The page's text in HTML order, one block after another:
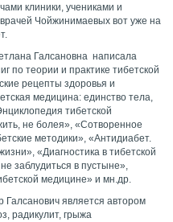
клиники, учениками и
Чойжинимаевых вот уже на
Галсановна написала
по теории и практике тибетской
рецепты здоровья и
медицина: единство тела,
тибетской
не болея», «Сотворенное
методики», «Антидиабет.
«Диагностика в тибетской
заблудиться в пустыне»,
медицине» и мн.др.
является автором
радикулит, грыжа